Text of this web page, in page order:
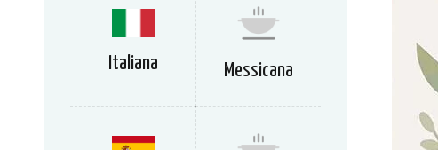
Italiana Messicana